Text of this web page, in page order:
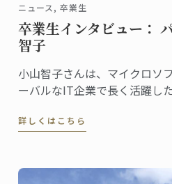
ニュース, 卒業生
卒業生インタビュー：
智子
小山智子さんは、マイクロソ
ーバルなIT企業で長く活躍し
た。
詳しくはこちら